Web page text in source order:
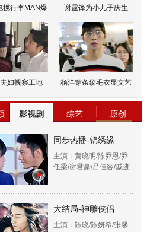
揽行李MAN爆 谢霆锋为小儿子庆生
妇视察工地 杨洋穿条纹毛衣显文艺
影视剧 综艺 原创
同步热播-锦绣缘
主演：黄晓明/陈乔恩/乔
任梁/谢君豪/吕佳容/戚迹
大结局-神雕侠侣
主演：陈晓/陈妍希/张馨